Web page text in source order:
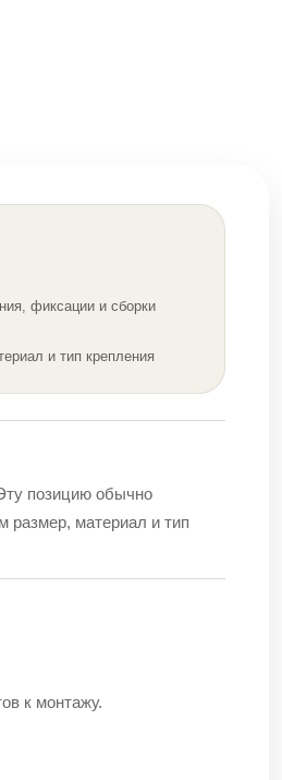
фиксации и сборки
и тип крепления
позицию обычно
размер, материал и тип
к монтажу.